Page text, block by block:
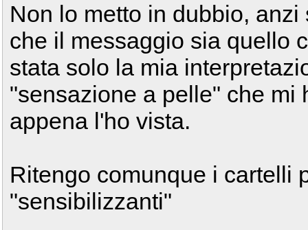
Non lo metto in dubbio,
che il messaggio sia quello
stata solo la mia
"sensazione a pelle" che mi
appena l'ho vista.
Ritengo comunque i cartelli
"sensibilizzanti"